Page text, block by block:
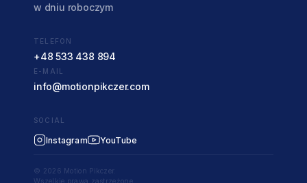
w dniu roboczym
TELEFON
+48 533 438 894
E-MAIL
info@motionpikczer.com
SOCIAL
Instagram YouTube
© 2026 Motion Pikczer.
Wszelkie prawa zastrzeżone.